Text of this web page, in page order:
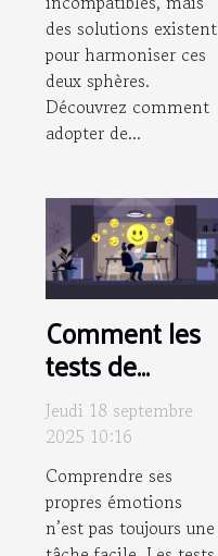
des solutions existent
pour harmoniser ces
deux sphères.
Découvrez comment
adopter de...
Comment les
tests de
sentiments en
ligne peuvent
clarifier vos
émotions ?
Jeudi 18 septembre
2025 10:16
Comprendre ses
propres émotions
n’est pas toujours une